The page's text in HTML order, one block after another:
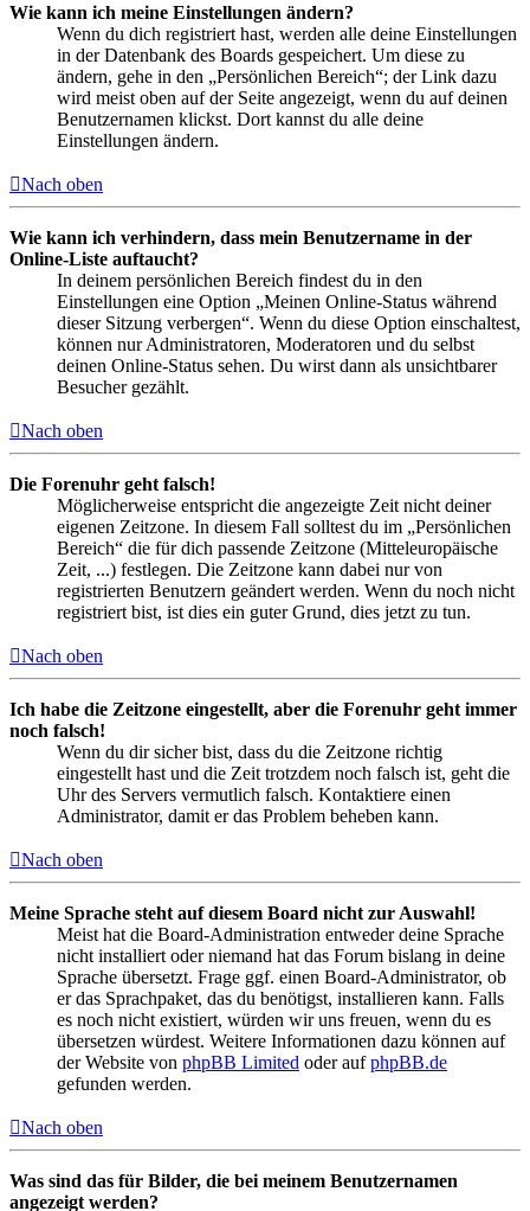
Wie kann ich meine Einstellungen ändern?
Wenn du dich registriert hast, werden alle deine Einstellungen
in der Datenbank des Boards gespeichert. Um diese zu
ändern, gehe in den „Persönlichen Bereich“; der Link dazu
wird meist oben auf der Seite angezeigt, wenn du auf deinen
Benutzernamen klickst. Dort kannst du alle deine
Einstellungen ändern.
Nach oben
Wie kann ich verhindern, dass mein Benutzername in der
Online-Liste auftaucht?
In deinem persönlichen Bereich findest du in den
Einstellungen eine Option „Meinen Online-Status während
dieser Sitzung verbergen“. Wenn du diese Option einschaltest,
können nur Administratoren, Moderatoren und du selbst
deinen Online-Status sehen. Du wirst dann als unsichtbarer
Besucher gezählt.
Nach oben
Die Forenuhr geht falsch!
Möglicherweise entspricht die angezeigte Zeit nicht deiner
eigenen Zeitzone. In diesem Fall solltest du im „Persönlichen
Bereich“ die für dich passende Zeitzone (Mitteleuropäische
Zeit, ...) festlegen. Die Zeitzone kann dabei nur von
registrierten Benutzern geändert werden. Wenn du noch nicht
registriert bist, ist dies ein guter Grund, dies jetzt zu tun.
Nach oben
Ich habe die Zeitzone eingestellt, aber die Forenuhr geht immer
noch falsch!
Wenn du dir sicher bist, dass du die Zeitzone richtig
eingestellt hast und die Zeit trotzdem noch falsch ist, geht die
Uhr des Servers vermutlich falsch. Kontaktiere einen
Administrator, damit er das Problem beheben kann.
Nach oben
Meine Sprache steht auf diesem Board nicht zur Auswahl!
Meist hat die Board-Administration entweder deine Sprache
nicht installiert oder niemand hat das Forum bislang in deine
Sprache übersetzt. Frage ggf. einen Board-Administrator, ob
er das Sprachpaket, das du benötigst, installieren kann. Falls
es noch nicht existiert, würden wir uns freuen, wenn du es
übersetzen würdest. Weitere Informationen dazu können auf
der Website von phpBB Limited oder aufphpBB.de
gefunden werden.
Nach oben
Was sind das für Bilder, die bei meinem Benutzernamen
angezeigt werden?